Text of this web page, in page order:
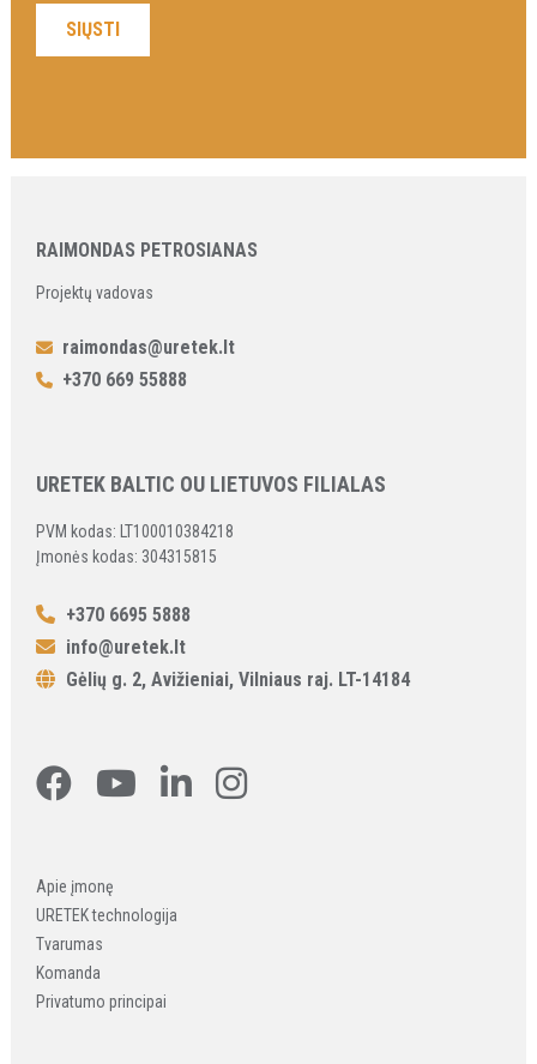
RAIMONDAS PETROSIANAS
Projektų vadovas
raimondas@uretek.lt
+370 669 55888
URETEK BALTIC OU LIETUVOS FILIALAS
PVM kodas: LT100010384218
Įmonės kodas: 304315815
+370 6695 5888
info@uretek.lt
Gėlių g. 2, Avižieniai, Vilniaus raj. LT-14184
Apie įmonę
URETEK technologija
Tvarumas
Komanda
Privatumo principai